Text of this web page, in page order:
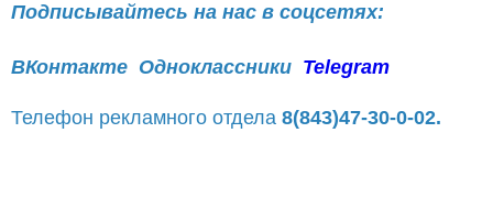
Подписывайтесь на нас в соцсетях:
ВКонтакте Одноклассники Telegram
Телефон рекламного отдела 8(843)47-30-0-02.